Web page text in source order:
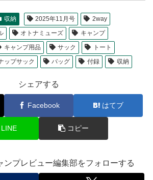
収納 2025年11月号
2way
オトナミューズ
キャンプ
キャンプ用品 サック
トート
ップサック バッグ 付録 収納
シェアする
Facebook はてブ
LINE コピー
ンプレビュー編集部をフォローする